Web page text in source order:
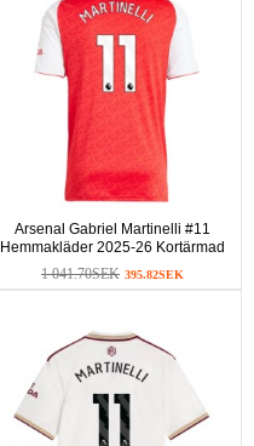
Arsenal Gabriel Martinelli #11
Hemmakläder 2025-26 Kortärmad
1 041.70SEK 395.82SEK